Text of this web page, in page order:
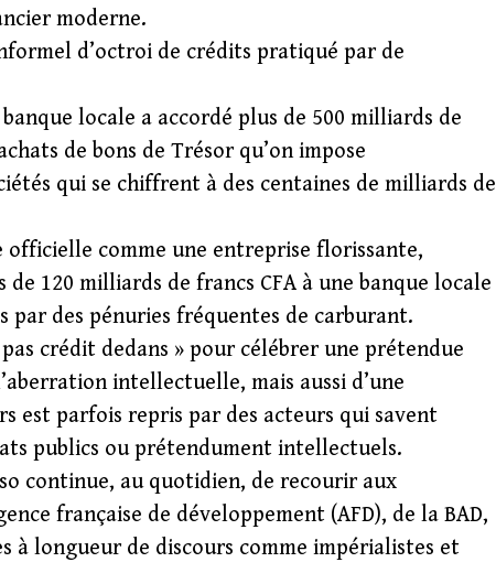
moderne.
d’octroi de crédits pratiqué par de
locale a accordé plus de 500 milliards de
de bons de Trésor qu’on impose
qui se chiffrent à des centaines de milliards de
officielle comme une entreprise florissante,
120 milliards de francs CFA à une banque locale
des pénuries fréquentes de carburant.
crédit dedans » pour célébrer une prétendue
intellectuelle, mais aussi d’une
est parfois repris par des acteurs qui savent
publics ou prétendument intellectuels.
continue, au quotidien, de recourir aux
française de développement (AFD), de la BAD,
à longueur de discours comme impérialistes et